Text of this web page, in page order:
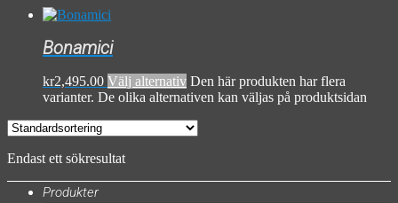
Bonamici
kr2,495.00 Välj alternativ Den här produkten har flera
varianter. De olika alternativen kan väljas på produktsidan
Endast ett sökresultat
Produkter